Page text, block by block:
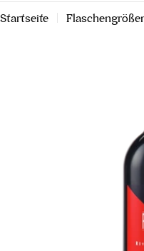
Startseite